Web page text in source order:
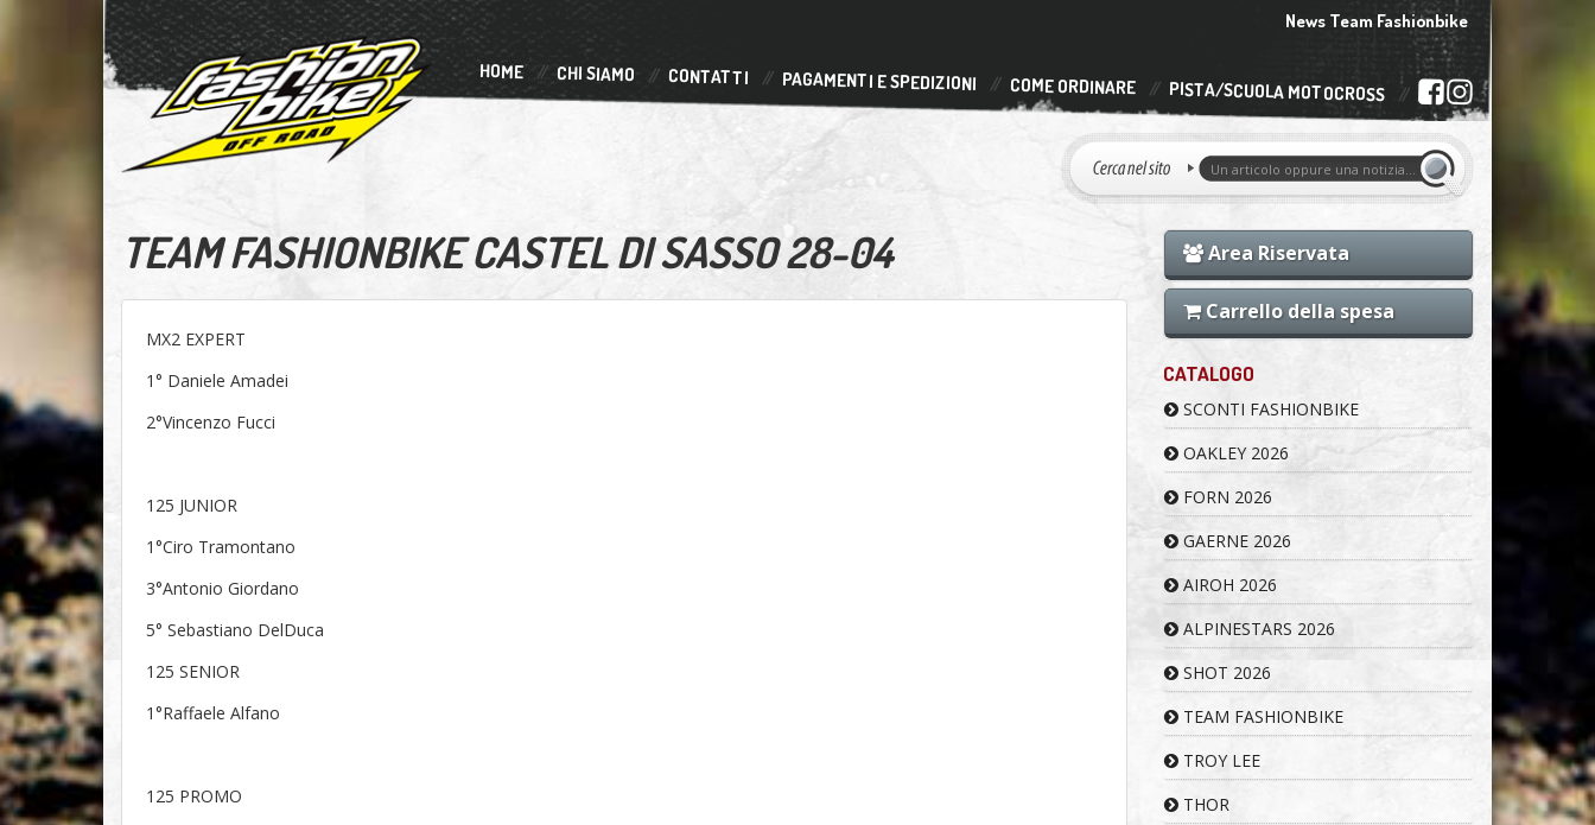
News Team Fashionbike
HOME CHI SIAMO CONTATTI PAGAMENTI E SPEDIZIONI COME ORDINARE PISTA/SCUOLA MOTOCROSS
TEAM FASHIONBIKE CASTEL DI SASSO 28-04
MX2 EXPERT
1° Daniele Amadei
2°Vincenzo Fucci
125 JUNIOR
1°Ciro Tramontano
3°Antonio Giordano
5° Sebastiano DelDuca
125 SENIOR
1°Raffaele Alfano
125 PROMO
Area Riservata
Carrello della spesa
CATALOGO
SCONTI FASHIONBIKE
OAKLEY 2026
FORN 2026
GAERNE 2026
AIROH 2026
ALPINESTARS 2026
SHOT 2026
TEAM FASHIONBIKE
TROY LEE
THOR